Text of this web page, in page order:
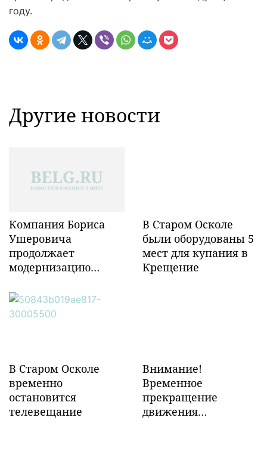
году.
Другие новости
Компания Бориса
Ушеровича
продолжает
модернизацию
инфраструктуры в
Забайкалье
В Старом Осколе
были оборудованы 5
мест для купания в
Крещение
В Старом Осколе
временно
остановится
телевещание
Внимание!
Временное
прекращение
движения